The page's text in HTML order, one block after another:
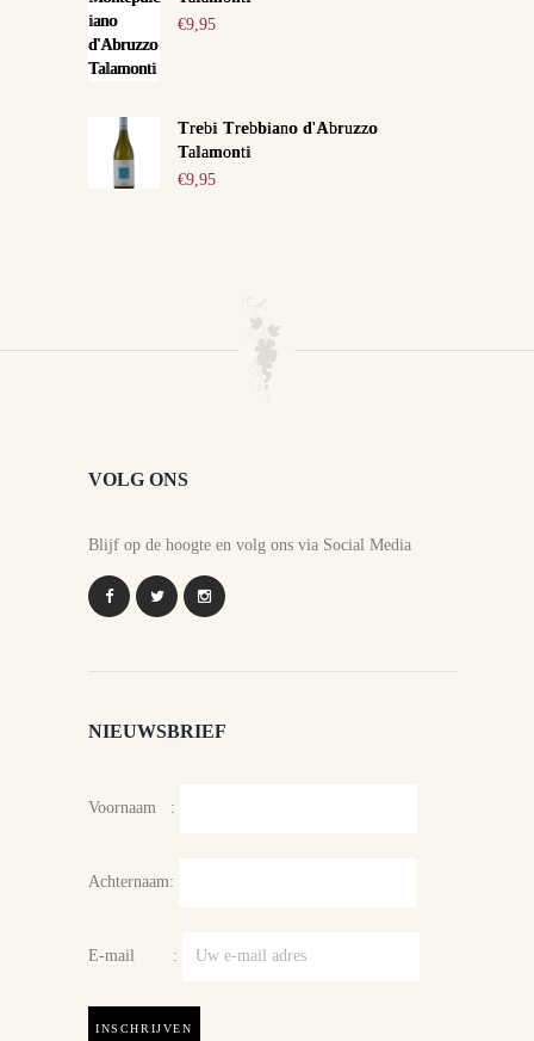
€9,95
Trebi Trebbiano d'Abruzzo
Talamonti
€9,95
VOLG ONS
Blijf op de hoogte en volg ons via Social Media
NIEUWSBRIEF
Voornaam :
Achternaam:
E-mail :